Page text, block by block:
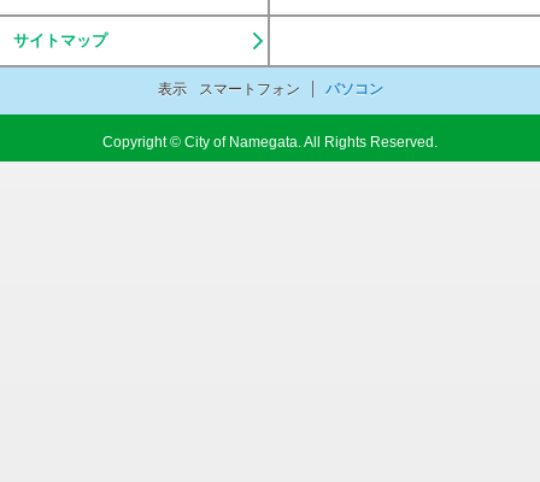
サイトマップ
表示 スマートフォン パソコン
Copyright © City of Namegata. All Rights Reserved.